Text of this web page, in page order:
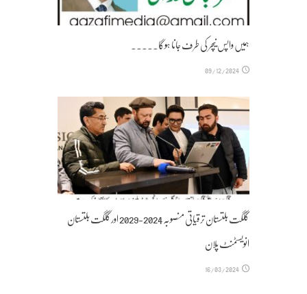
ہمیں واپس نیچر کی طرف جانا ہوگا۔۔۔۔۔
09/12/2024
گلگت بلتستان ترقیاتی منصوبہ 2024-2029 اورگلگت بلتستان
انویسٹمنٹ پلان
16/03/2024